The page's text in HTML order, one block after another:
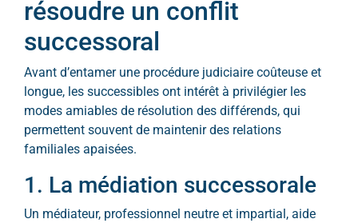
résoudre un conflit
successoral
Avant d’entamer une procédure judiciaire coûteuse et
longue, les successibles ont intérêt à privilégier les
modes amiables de résolution des différends, qui
permettent souvent de maintenir des relations
familiales apaisées.
1. La médiation successorale
Un médiateur, professionnel neutre et impartial, aide